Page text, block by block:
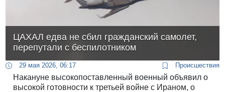
ЦАХАЛ едва не сбил гражданский самолет,
перепутали с беспилотником
29 мая 2026, 06:17 Происшествия
Накануне высокопоставленный военный объявил о
высокой готовности к третьей войне с Ираном, о